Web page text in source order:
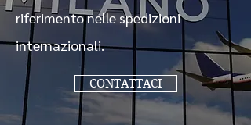
riferimento nelle spedizioni
internazionali.
CONTATTACI